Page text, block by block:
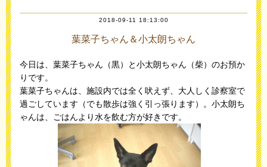
2018-09-11 18:13:00
葉菜子ちゃん＆小太朗ちゃん
今日は、葉菜子ちゃん（黒）と小太朗ちゃん（柴）のお預か
りです。
葉菜子ちゃんは、施設内では全く吠えず、大人しく診察室で
過ごしています（でも散歩は強く引っ張ります）。小太朗ち
ゃんは、ごはんより水を飲む方が好きです。